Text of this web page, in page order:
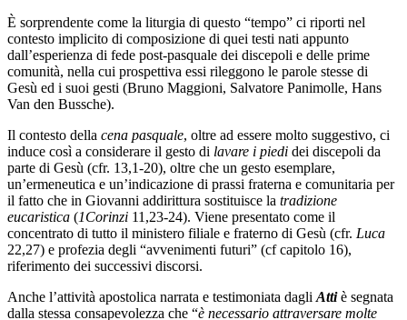
È sorprendente come la liturgia di questo “tempo” ci riporti nel
contesto implicito di composizione di quei testi nati appunto
dall’esperienza di fede post-pasquale dei discepoli e delle prime
comunità, nella cui prospettiva essi rileggono le parole stesse di
Gesù ed i suoi gesti (Bruno Maggioni, Salvatore Panimolle, Hans
Van den Bussche).
Il contesto della cena pasquale, oltre ad essere molto suggestivo, ci
induce così a considerare il gesto di lavare i piedi dei discepoli da
parte di Gesù (cfr. 13,1-20), oltre che un gesto esemplare,
un’ermeneutica e un’indicazione di prassi fraterna e comunitaria per
il fatto che in Giovanni addirittura sostituisce la tradizione
eucaristica (1Corinzi 11,23-24). Viene presentato come il
concentrato di tutto il ministero filiale e fraterno di Gesù (cfr. Luca
22,27) e profezia degli “avvenimenti futuri” (cf capitolo 16),
riferimento dei successivi discorsi.
Anche l’attività apostolica narrata e testimoniata dagli Attiè segnata
dalla stessa consapevolezza che “è necessario attraversare molte